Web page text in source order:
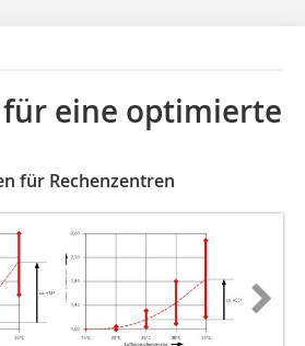
eine optimierte
für Rechenzentren